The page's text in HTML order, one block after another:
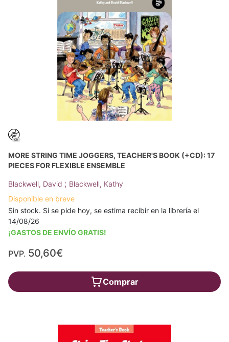
MORE STRING TIME JOGGERS, TEACHER'S BOOK (+CD): 17
PIECES FOR FLEXIBLE ENSEMBLE
Blackwell, David ; Blackwell, Kathy
Disponible en breve
Sin stock. Si se pide hoy, se estima recibir en la librería el
14/08/26
¡GASTOS DE ENVÍO GRATIS!
PVP. 50,60€
Comprar